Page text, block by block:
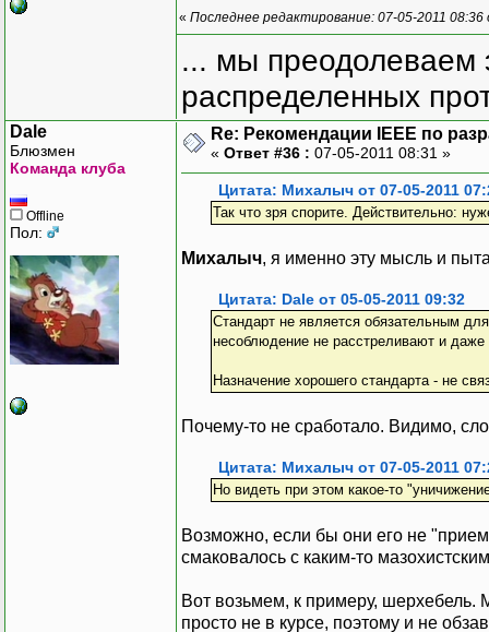
« Последнее редактирование: 07-05-2011 08:36
... мы преодолеваем
распределенных
Dale
Блюзмен
Команда клуба
Offline
Пол:
Re: Рекомендации IEEE по
« Ответ #36 : 07-05-2011 08:31 »
Цитата: Михалыч от 07-05-2011
Так что зря спорите. Действительно:
Михалыч, я именно эту мысль и
Цитата: Dale от 05-05-2011 09:32
Стандарт не является обязательным
несоблюдение не расстреливают и
Назначение хорошего стандарта - не
Почему-то не сработало. Видимо,
Цитата: Михалыч от 07-05-2011
Но видеть при этом какое-то
Возможно, если бы они его не
смаковалось с каким-то
Вот возьмем, к примеру, шерхебель.
просто не в курсе, поэтому и не